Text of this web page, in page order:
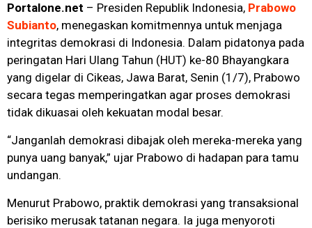
Portalone.net – Presiden Republik Indonesia, Prabowo
Subianto, menegaskan komitmennya untuk menjaga
integritas demokrasi di Indonesia. Dalam pidatonya pada
peringatan Hari Ulang Tahun (HUT) ke-80 Bhayangkara
yang digelar di Cikeas, Jawa Barat, Senin (1/7), Prabowo
secara tegas memperingatkan agar proses demokrasi
tidak dikuasai oleh kekuatan modal besar.
“Janganlah demokrasi dibajak oleh mereka-mereka yang
punya uang banyak,” ujar Prabowo di hadapan para tamu
undangan.
Menurut Prabowo, praktik demokrasi yang transaksional
berisiko merusak tatanan negara. Ia juga menyoroti